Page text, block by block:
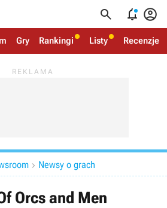
  
Gry Rankingi Listy Recenzje
 Newsy o grach
Orcs and Men